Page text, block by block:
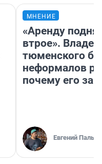
МНЕНИЕ
«Аренду
втрое».
тюменского
неформалов
почему его
Евгений